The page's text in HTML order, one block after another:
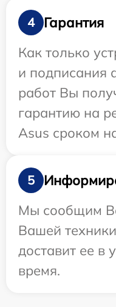
4
Гарантия
Как только
и подписания
работ Вы
гарантию на
Asus сроком
5
Мы сообщим
Вашей
доставит ее в
время.